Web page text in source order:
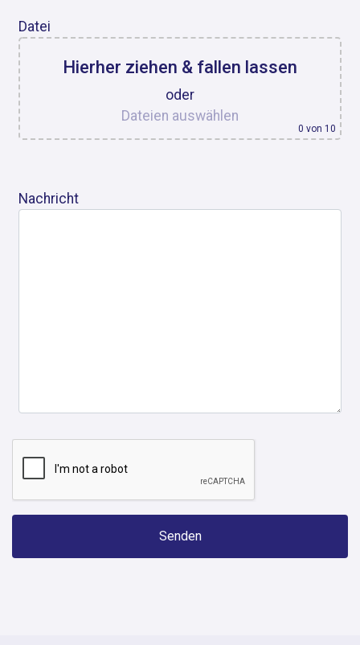
Datei
Hierher ziehen & fallen lassen
oder
Dateien auswählen
0 von 10
Nachricht